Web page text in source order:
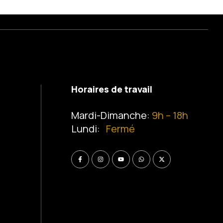
Horaires de travail
Mardi-Dimanche: 9h – 18h
Lundi: Fermé